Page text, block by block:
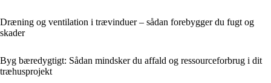
Dræning og ventilation i trævinduer – sådan forebygger du fugt og
skader
Byg bæredygtigt: Sådan mindsker du affald og ressourceforbrug i dit
træhusprojekt